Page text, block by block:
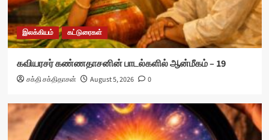
இலக்கியம் கட்டுரைகள்
கவியரசர் கண்ணதாசனின் பாடல்களில் ஆன்மீகம் – 19
சக்தி சக்திதாசன் August 5, 2026 0